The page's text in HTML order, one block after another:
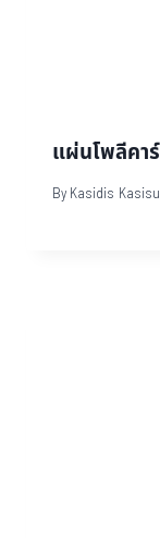
แผ่นโพลีคา
By Kasidis